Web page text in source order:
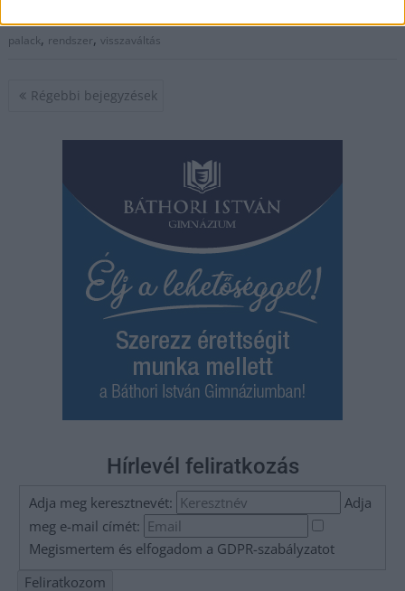
palack, rendszer,visszaváltás
Bejegyzés
Régebbi bejegyzések
Hírlevél feliratkozás
Adja meg keresztnevét:
Adja
meg e-mail címét:
Megismertem és elfogadom a GDPR-szabályzatot